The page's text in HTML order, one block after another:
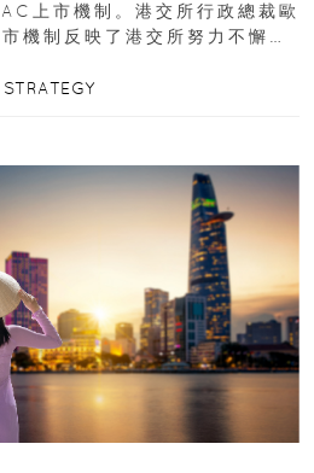
上市機制。港交所行政總裁歐
機制反映了港交所努力不懈提
STRATEGY